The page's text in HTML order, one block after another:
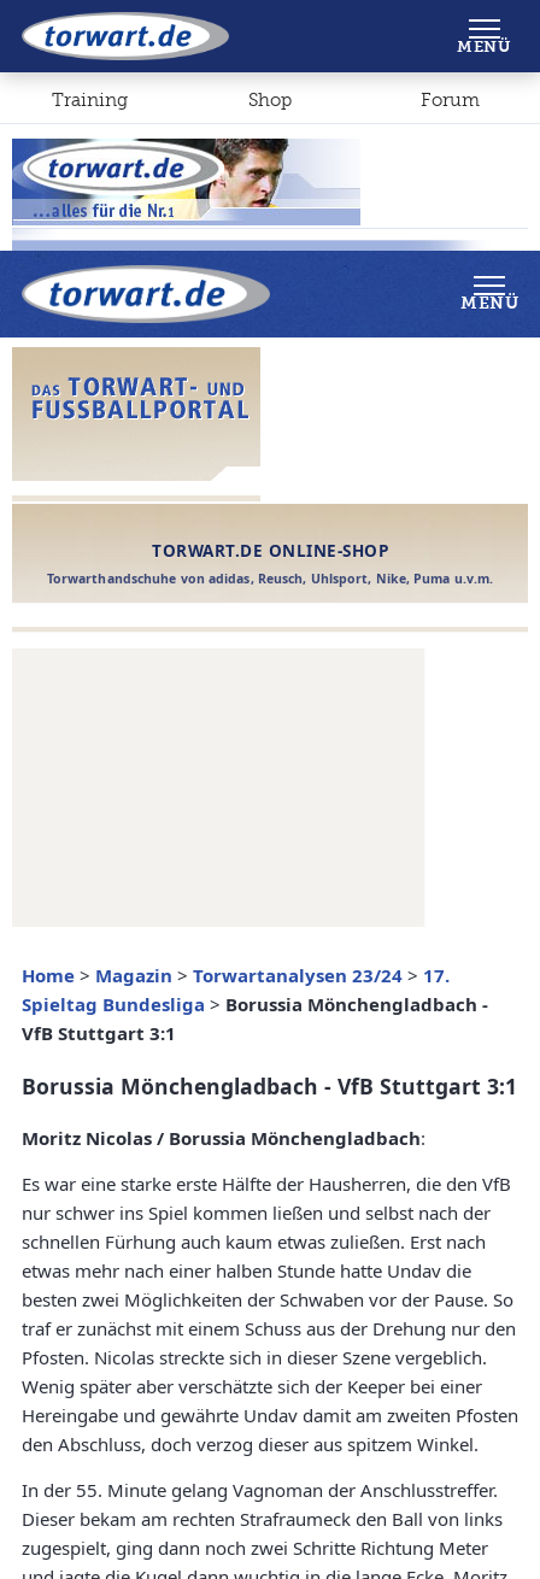
Shop Forum
MENÜ
Home > Magazin > Torwartanalysen 23/24 > 17.
Spieltag Bundesliga > Borussia Mönchengladbach -
VfB Stuttgart 3:1
Borussia Mönchengladbach - VfB Stuttgart 3:1
Moritz Nicolas / Borussia Mönchengladbach:
Es war eine starke erste Hälfte der Hausherren, die den VfB
nur schwer ins Spiel kommen ließen und selbst nach der
schnellen Fürhung auch kaum etwas zuließen. Erst nach
etwas mehr nach einer halben Stunde hatte Undav die
besten zwei Möglichkeiten der Schwaben vor der Pause. So
traf er zunächst mit einem Schuss aus der Drehung nur den
Pfosten. Nicolas streckte sich in dieser Szene vergeblich.
Wenig später aber verschätzte sich der Keeper bei einer
Hereingabe und gewährte Undav damit am zweiten Pfosten
den Abschluss, doch verzog dieser aus spitzem Winkel.
In der 55. Minute gelang Vagnoman der Anschlusstreffer.
Dieser bekam am rechten Strafraumeck den Ball von links
zugespielt, ging dann noch zwei Schritte Richtung Meter